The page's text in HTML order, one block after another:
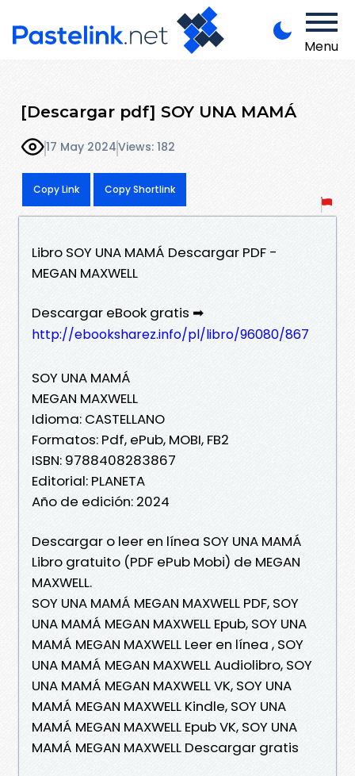
Menu
[Descargar pdf] SOY UNA MAMÁ
17 May 2024Views: 182
Copy Link Copy Shortlink
Libro SOY UNA MAMÁ Descargar PDF -
MEGAN MAXWELL
Descargar eBook gratis ➡
http://ebooksharez.info/pl/libro/96080/867
SOY UNA MAMÁ
MEGAN MAXWELL
Idioma: CASTELLANO
Formatos: Pdf, ePub, MOBI, FB2
ISBN: 9788408283867
Editorial: PLANETA
Año de edición: 2024
Descargar o leer en línea SOY UNA MAMÁ
Libro gratuito (PDF ePub Mobi) de MEGAN
MAXWELL.
SOY UNA MAMÁ MEGAN MAXWELL PDF, SOY
UNA MAMÁ MEGAN MAXWELL Epub, SOY UNA
MAMÁ MEGAN MAXWELL Leer en línea , SOY
UNA MAMÁ MEGAN MAXWELL Audiolibro, SOY
UNA MAMÁ MEGAN MAXWELL VK, SOY UNA
MAMÁ MEGAN MAXWELL Kindle, SOY UNA
MAMÁ MEGAN MAXWELL Epub VK, SOY UNA
MAMÁ MEGAN MAXWELL Descargar gratis